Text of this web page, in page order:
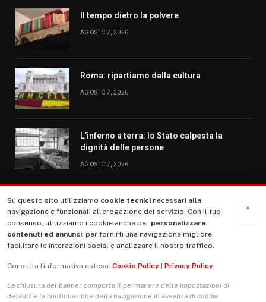
Il tempo dietro la polvere
AGOSTO 7, 2026
Roma: ripartiamo dalla cultura
AGOSTO 7, 2026
L’inferno a terra: lo Stato calpesta la
dignità delle persone
AGOSTO 7, 2026
MENU
La Nostra Storia
Le Copertine
×
Su questo sito utilizziamo cookie tecnici necessari alla
navigazione e funzionali all'erogazione del servizio. Con il tuo
consenso, utilizziamo i cookie anche per personalizzare
contenuti ed annunci, per fornirti una navigazione migliore,
facilitare le interazioni social e analizzare il nostro traffico.
Consulta l'informativa estesa: Cookie Policy Privacy Policy
La chiusura del banner comporta il permanere delle impostazioni di
default e la continuazione della navigazione in assenza di cookie